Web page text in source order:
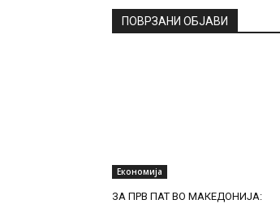
ПОВРЗАНИ ОБЈАВИ
Економија
ЗА ПРВ ПАТ ВО МАКЕДОНИЈА: